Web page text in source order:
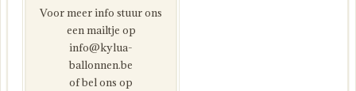
Voor meer info stuur ons
een mailtje op
info@kylua-
ballonnen.be
of bel ons op